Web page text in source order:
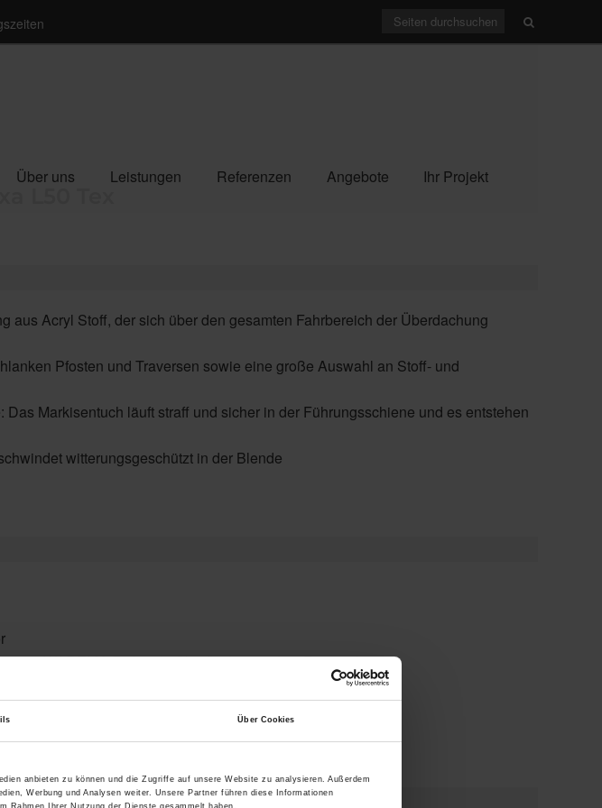
Über Cookies
anbieten zu können und die Zugriffe auf unsere Website zu analysieren. Außerdem
Werbung und Analysen weiter. Unsere Partner führen diese Informationen
Über uns Leistungen Referenzen Angebote Ihr Projekt
aus Acryl Stoff, der sich über den gesamten Fahrbereich der Überdachung
Pfosten und Traversen sowie eine große Auswahl an Stoff- und
Markisentuch läuft straff und sicher in der Führungsschiene und es entstehen
witterungsgeschützt in der Blende
gem. WAREMA Farbwelt, Oberflächenqualität Feinstruktur